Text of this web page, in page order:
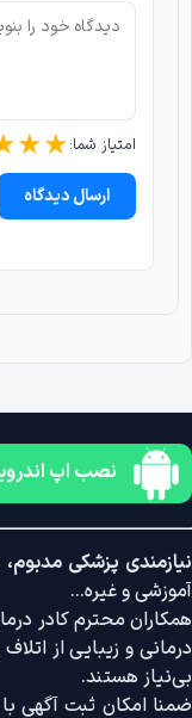
امتیاز شما: ★★
ارسال دیدگاه
نصب اپ
نیازمندی پزشکی
آموزشی و غیره...
همکاران محترم کادر
درمانی و زیبایی از
بی‌نیاز هستند.